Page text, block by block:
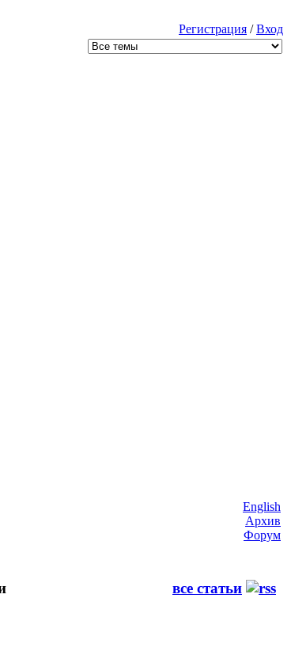
Регистрация /Вход
English
Архив
Форум
все статьи